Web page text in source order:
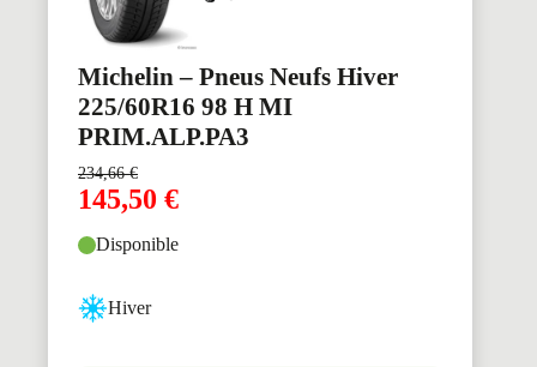
Michelin – Pneus Neufs Hiver
225/60R16 98 H MI
PRIM.ALP.PA3
234,66€
145,50 €
Disponible
Hiver